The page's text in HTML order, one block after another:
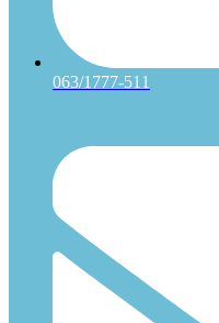
063/1777-511